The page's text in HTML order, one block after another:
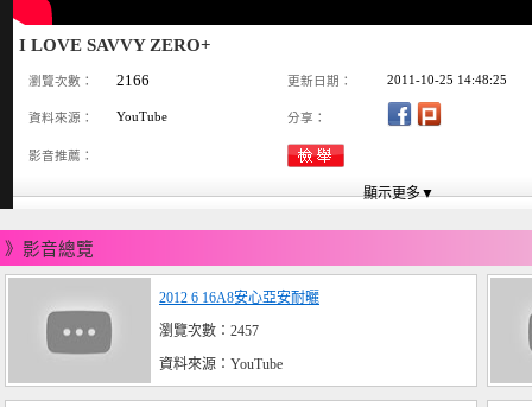
I LOVE SAVVY ZERO+
瀏覽次數： 2166 更新日期： 2011-10-25 14:48:25
資料來源： YouTube 分享：
影音推薦：
》影音總覽
2012 6 16A8安心亞安耐曬
瀏覽次數：2457
資料來源：YouTube